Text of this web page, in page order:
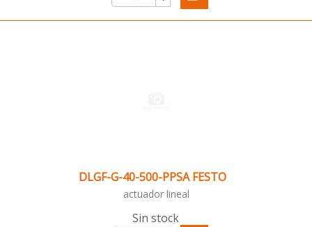
DLGF-G-40-500-PPSA FESTO
actuador lineal
Sin stock